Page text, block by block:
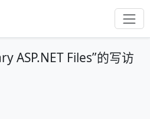
ASP.NET Files”的写访